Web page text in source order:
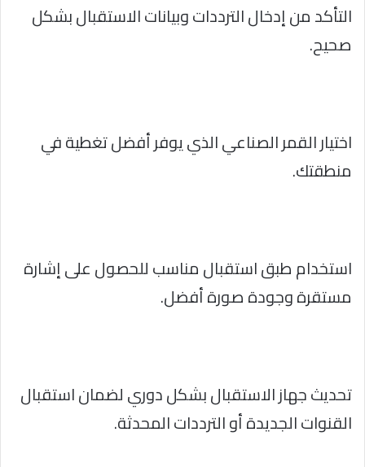
التأكد من إدخال الترددات وبيانات الاستقبال بشكل
صحيح.
اختيار القمر الصناعي الذي يوفر أفضل تغطية في
منطقتك.
استخدام طبق استقبال مناسب للحصول على إشارة
مستقرة وجودة صورة أفضل.
تحديث جهاز الاستقبال بشكل دوري لضمان استقبال
القنوات الجديدة أو الترددات المحدثة.